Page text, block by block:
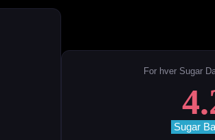
For hver Sugar
Sugar